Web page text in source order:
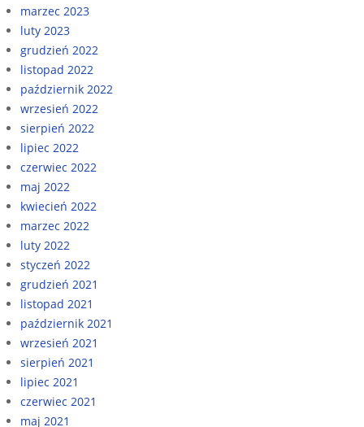
marzec 2023
luty 2023
grudzień 2022
listopad 2022
październik 2022
wrzesień 2022
sierpień 2022
lipiec 2022
czerwiec 2022
maj 2022
kwiecień 2022
marzec 2022
luty 2022
styczeń 2022
grudzień 2021
listopad 2021
październik 2021
wrzesień 2021
sierpień 2021
lipiec 2021
czerwiec 2021
maj 2021